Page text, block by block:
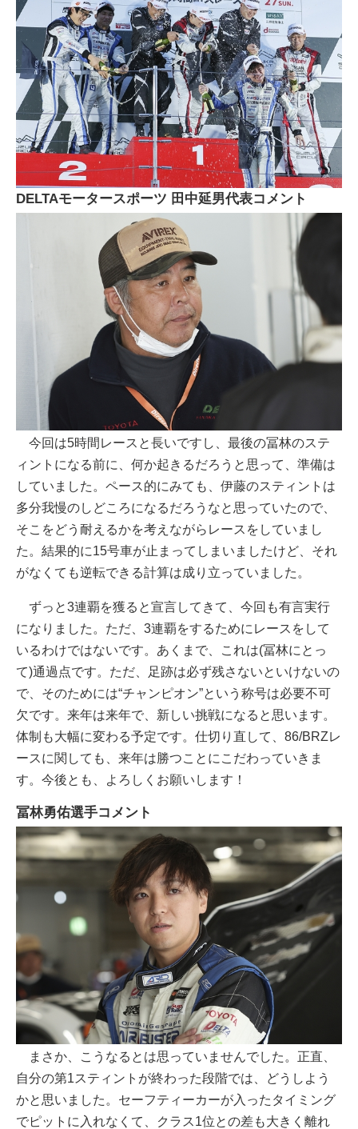
DELTAモータースポーツ 田中延男代表コメント
今回は5時間レースと長いですし、最後の冨林のステ
ィントになる前に、何か起きるだろうと思って、準備は
していました。ペース的にみても、伊藤のスティントは
多分我慢のしどころになるだろうなと思っていたので、
そこをどう耐えるかを考えながらレースをしていまし
た。結果的に15号車が止まってしまいましたけど、それ
がなくても逆転できる計算は成り立っていました。
ずっと3連覇を獲ると宣言してきて、今回も有言実行
になりました。ただ、3連覇をするためにレースをして
いるわけではないです。あくまで、これは(冨林にとっ
て)通過点です。ただ、足跡は必ず残さないといけないの
で、そのためには“チャンピオン”という称号は必要不可
欠です。来年は来年で、新しい挑戦になると思います。
体制も大幅に変わる予定です。仕切り直して、86/BRZレ
ースに関しても、来年は勝つことにこだわっていきま
す。今後とも、よろしくお願いします！
冨林勇佑選手コメント
まさか、こうなるとは思っていませんでした。正直、
自分の第1スティントが終わった段階では、どうしよう
かと思いました。セーフティーカーが入ったタイミング
でピットに入れなくて、クラス1位との差も大きく離れ